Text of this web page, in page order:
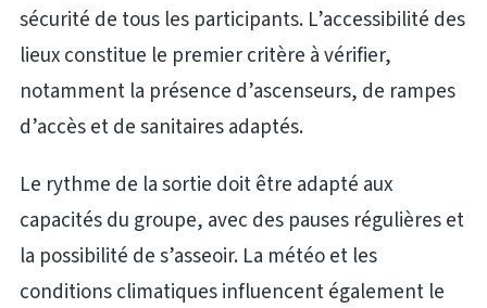
sécurité de tous les participants. L’accessibilité des
lieux constitue le premier critère à vérifier,
notamment la présence d’ascenseurs, de rampes
d’accès et de sanitaires adaptés.
Le rythme de la sortie doit être adapté aux
capacités du groupe, avec des pauses régulières et
la possibilité de s’asseoir. La météo et les
conditions climatiques influencent également le